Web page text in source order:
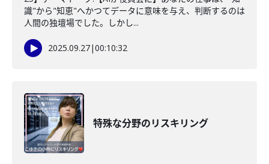
識"から"知恵"へかつてデータに意味を与え、判断するのは
人間の独壇場でした。しかし...
2025.09.27|00:10:32
特殊な分野のリスキリング